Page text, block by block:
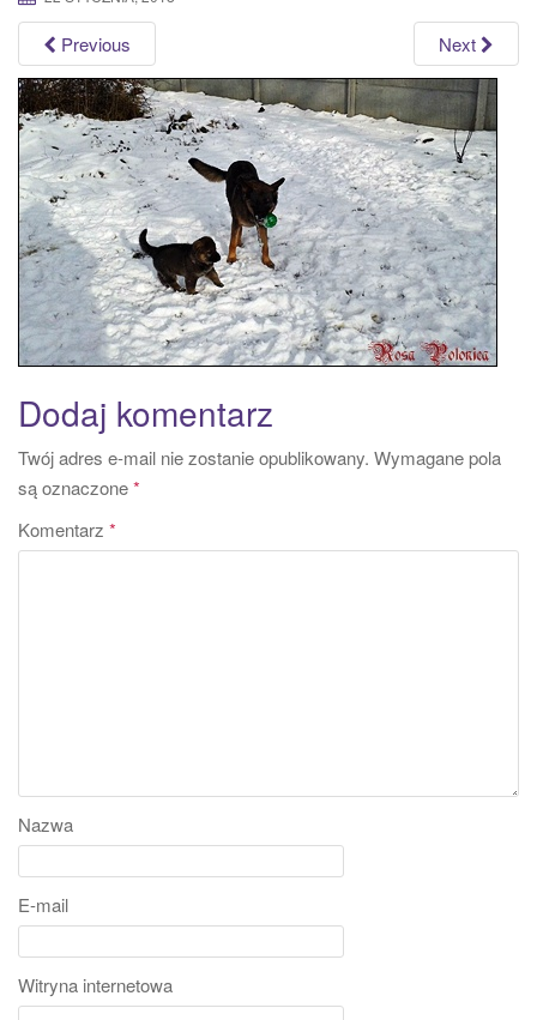
a
t
i
n
Previous Next
Dodaj komentarz
Twój adres e-mail nie zostanie opublikowany. Wymagane pola
są oznaczone*
Komentarz *
Nazwa
E-mail
Witryna internetowa